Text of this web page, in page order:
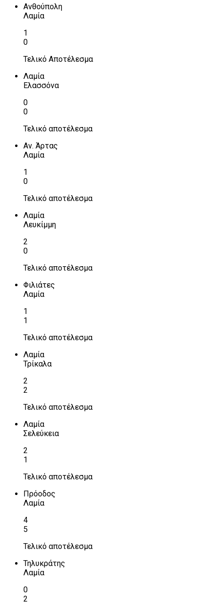
Ανθούπολη
Λαμία
1
0
Τελικό Αποτέλεσμα
Λαμία
Ελασσόνα
0
0
Τελικό αποτέλεσμα
Αν. Άρτας
Λαμία
1
0
Τελικό αποτέλεσμα
Λαμία
Λευκίμμη
2
0
Τελικό αποτέλεσμα
Φιλιάτες
Λαμία
1
1
Τελικό αποτέλεσμα
Λαμία
Τρίκαλα
2
2
Τελικό αποτέλεσμα
Λαμία
Σελεύκεια
2
1
Τελικό αποτέλεσμα
Πρόοδος
Λαμία
4
5
Τελικό αποτέλεσμα
Τηλυκράτης
Λαμία
0
2